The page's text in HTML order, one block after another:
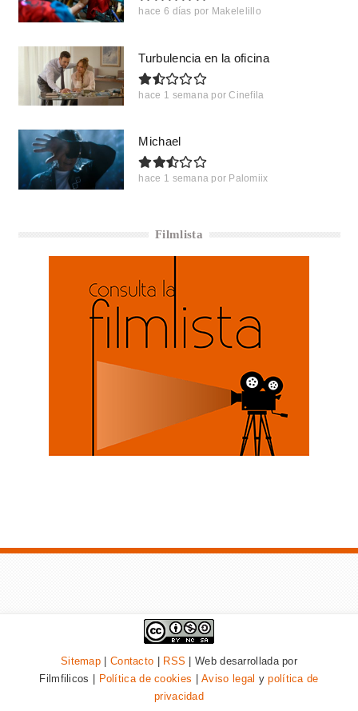
hace 6 días por Makelelillo
Turbulencia en la oficina
hace 1 semana por Cinefila
Michael
hace 1 semana por Palomiix
Filmlista
Sitemap Contacto RSS | Web desarrollada por
Filmfilicos |
Política de cookies |Aviso legal ypolítica de
privacidad